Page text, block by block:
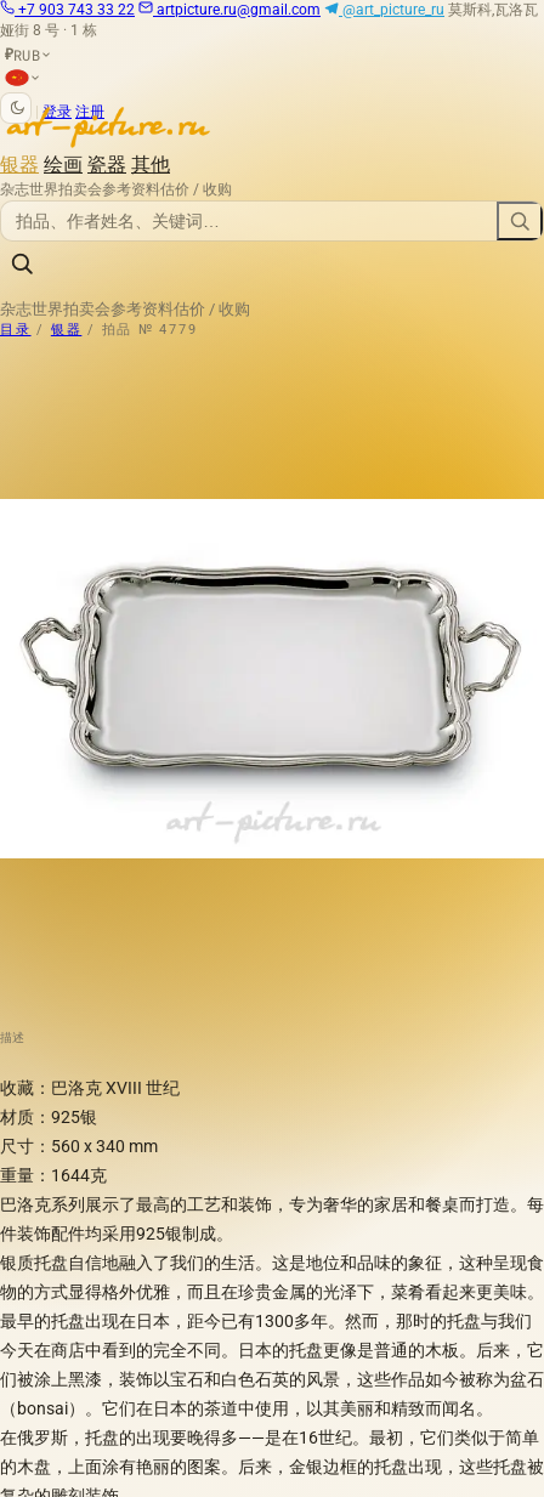
+7 903 743 33 22 artpicture.ru@gmail.com @art_picture_ru 莫斯科,瓦洛瓦
娅街 8 号 · 1 栋
₽RUB
登录 注册
银器 绘画 瓷器 其他
杂志世界拍卖会参考资料估价 / 收购
杂志世界拍卖会参考资料估价 / 收购
目录 / 银器 / 拍品 № 4779
描述
收藏：巴洛克 XVIII 世纪
材质：925银
尺寸：560 x 340 mm
重量：1644克
巴洛克系列展示了最高的工艺和装饰，专为奢华的家居和餐桌而打造。每
件装饰配件均采用925银制成。
银质托盘自信地融入了我们的生活。这是地位和品味的象征，这种呈现食
物的方式显得格外优雅，而且在珍贵金属的光泽下，菜肴看起来更美味。
最早的托盘出现在日本，距今已有1300多年。然而，那时的托盘与我们
今天在商店中看到的完全不同。日本的托盘更像是普通的木板。后来，它
们被涂上黑漆，装饰以宝石和白色石英的风景，这些作品如今被称为盆石
（bonsai）。它们在日本的茶道中使用，以其美丽和精致而闻名。
在俄罗斯，托盘的出现要晚得多——是在16世纪。最初，它们类似于简单
的木盘，上面涂有艳丽的图案。后来，金银边框的托盘出现，这些托盘被